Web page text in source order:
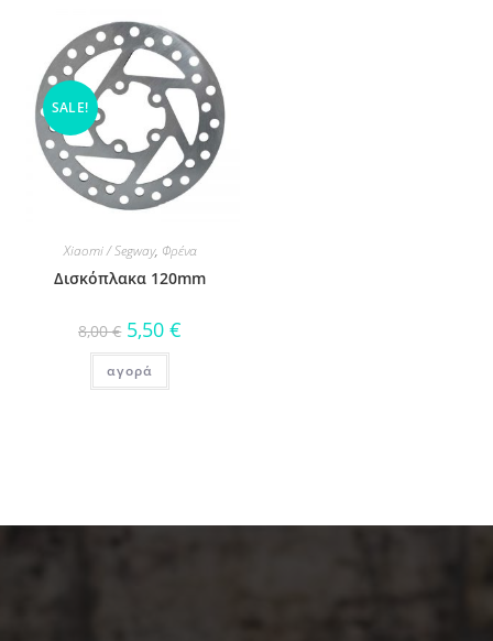
SALE!
Xiaomi / Segway, Φρένα
Δισκόπλακα 120mm
8,00€ 5,50€
αγορά